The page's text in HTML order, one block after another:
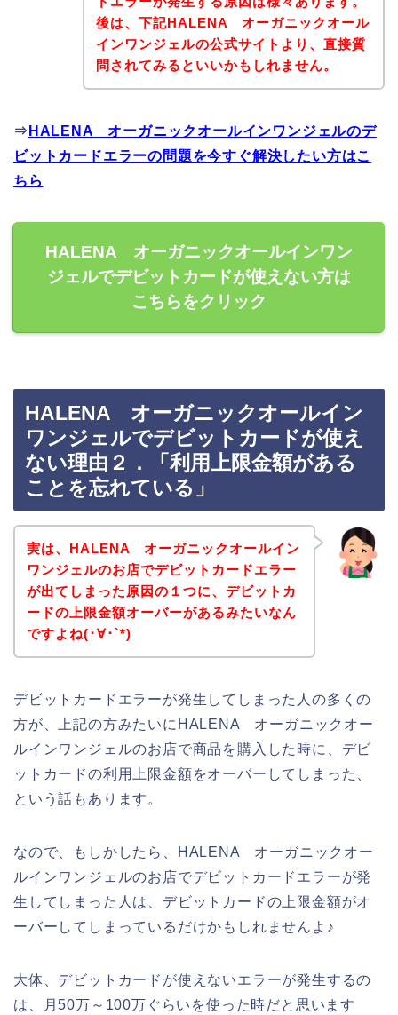
後は、下記HALENA オーガニックオール
インワンジェルの公式サイトより、直接質
問されてみるといいかもしれません。
⇒ HALENA オーガニックオールインワンジェルのデ
ビットカードエラーの問題を今すぐ解決したい方はこ
ちら
HALENA オーガニックオールインワン
ジェルでデビットカードが使えない方は
こちらをクリック
HALENA オーガニックオールイン
ワンジェルでデビットカードが使え
ない理由２．「利用上限金額がある
ことを忘れている」
実は、HALENA オーガニックオールイン
ワンジェルのお店でデビットカードエラー
が出てしまった原因の１つに、デビットカ
ードの上限金額オーバーがあるみたいなん
ですよね(･∀･`*)
デビットカードエラーが発生してしまった人の多くの
方が、上記の方みたいにHALENA オーガニックオー
ルインワンジェルのお店で商品を購入した時に、デビ
ットカードの利用上限金額をオーバーしてしまった、
という話もあります。
なので、もしかしたら、HALENA オーガニックオー
ルインワンジェルのお店でデビットカードエラーが発
生してしまった人は、デビットカードの上限金額がオ
ーバーしてしまっているだけかもしれませんよ♪
大体、デビットカードが使えないエラーが発生するの
は、月50万～100万ぐらいを使った時だと思います